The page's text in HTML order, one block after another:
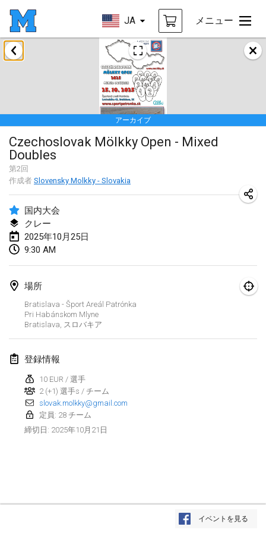
JA メニュー
リストを表示
アーカイブ
Czechoslovak Mölkky Open - Mixed
Doubles
第2回
作成者 Slovensky Molkky - Slovakia
国内大会
クレー
2025年10月25日
9:30 AM
場所
Bratislava - Šport Areál Patrónka
Pri Habánskom Mlyne
Bratislava スロバキア
登録情報
10 EUR / 選手
2 (+1) 選手s / チーム
slovak.molkky@gmail.com
定員: 28 チーム
締切日 : 2025年10月21日
イベントを見る
2025年1月
Tournoi Mixte ASPTTOM
フランス
Indoor Polish Open 2025 - Singles
2025年1月18日 | ポーランド
2025年1月19日|フランス
Indoor Polish Open 2025 - Doubles
2025年1月19日
Tournoi de Mölkky - Lesfous Dubâtonvaigeois
2025年1月25日|フランス
2025年2月
US Mölkky Winter
2025年2月7日|アメリカ合衆国
2025年2月8日
Indoor de la CASAS
2025年2月15日| フランス